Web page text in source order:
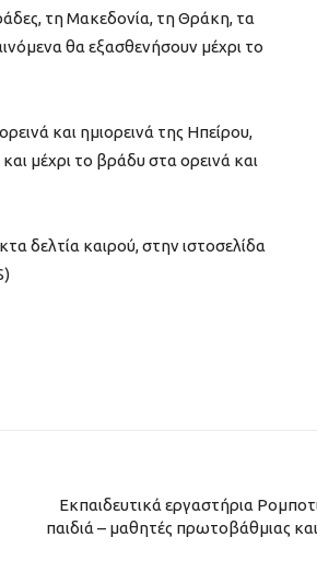
τη Μακεδονία, τη Θράκη, τα
θα εξασθενήσουν μέχρι το
και ημιορεινά της Ηπείρου,
μέχρι το βράδυ στα ορεινά και
δελτία καιρού, στην ιστοσελίδα
Εκπαιδευτικά εργαστήρια
παιδιά – μαθητές πρωτοβάθμιας